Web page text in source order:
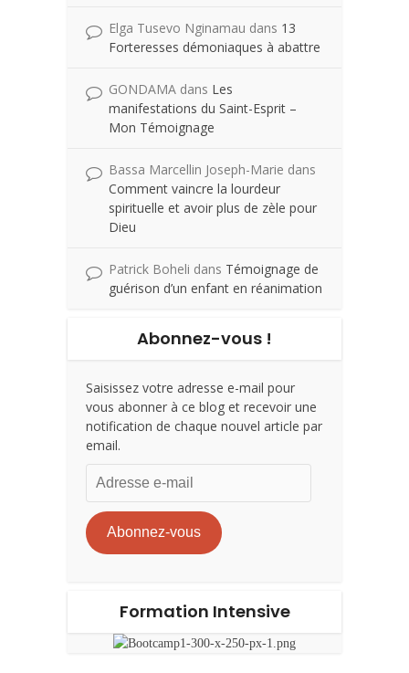
Elga Tusevo Nginamau dans 13
Forteresses démoniaques à abattre
GONDAMA dans Les
manifestations du Saint-Esprit –
Mon Témoignage
Bassa Marcellin Joseph-Marie dans
Comment vaincre la lourdeur
spirituelle et avoir plus de zèle pour
Dieu
Patrick Boheli dans Témoignage de
guérison d’un enfant en réanimation
Abonnez-vous !
Saisissez votre adresse e-mail pour
vous abonner à ce blog et recevoir une
notification de chaque nouvel article par
email.
e-
mail
Abonnez-vous
Formation Intensive